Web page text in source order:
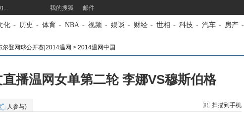
我的搜狐 邮件
化 - 历史 - 体育 - NBA - 视频 - 娱谈 - 财经 - 世相 - 科技 - 汽车 - 房产 -
尔登网球公开赛|2014温网 > 2014温网中国
播温网女单第二轮 李娜VS穆斯伯格
人参与) 扫描到手机